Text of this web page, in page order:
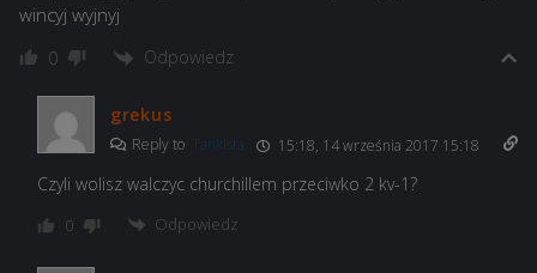
wincyj wyjnyj
0 Odpowiedz
grekus
Reply to Tankista 15:18, 14 września 2017 15:18
Czyli wolisz walczyc churchillem przeciwko 2 kv-1?
0 Odpowiedz